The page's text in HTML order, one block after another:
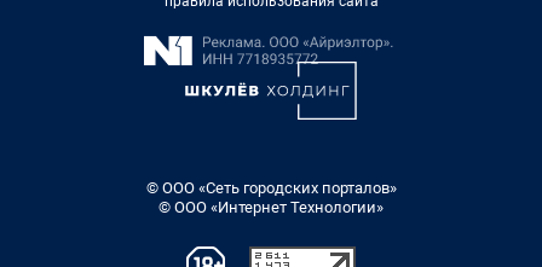
© ООО «Сеть городских порталов»
© ООО «Интернет Технологии»